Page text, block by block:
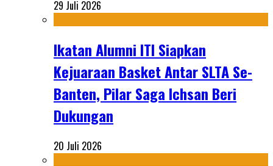
29 Juli 2026
Ikatan Alumni ITI Siapkan
Kejuaraan Basket Antar SLTA Se-
Banten, Pilar Saga Ichsan Beri
Dukungan
20 Juli 2026